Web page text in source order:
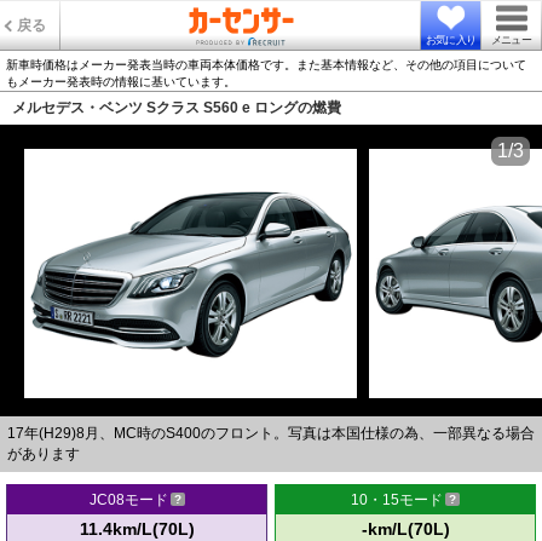
戻る
お気に入り メニュー
新車時価格はメーカー発表当時の車両本体価格です。また基本情報など、その他の項目について
もメーカー発表時の情報に基いています。
メルセデス・ベンツ Sクラス S560 e ロングの燃費
17年(H29)8月、MC時のS400のフロント。写真は本国仕様の為、一部異なる場合
があります
1/3
JC08モード
11.4km/L(70L)
10・15モード
-km/L(70L)